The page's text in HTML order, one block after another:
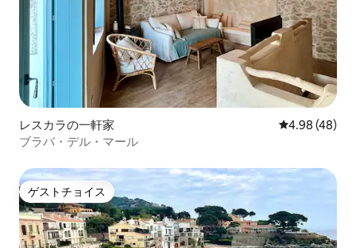
レスカラの一軒家 レビュー48
4.98 (48)
ブラバ・デル・マール
ゲストチョイス
ゲストチョイス